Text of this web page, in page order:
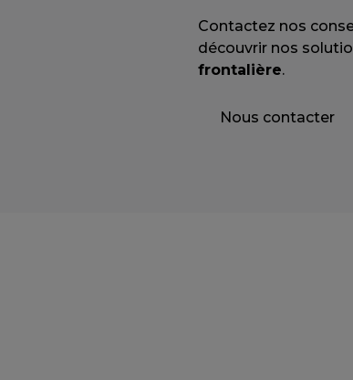
Contactez nos
découvrir nos
frontalière.
Nous contacter